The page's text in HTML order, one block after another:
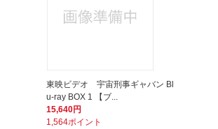
東映ビデオ 宇宙刑事ギャバン Bl
u-ray BOX 1 【ブ...
15,640円
1,564ポイント